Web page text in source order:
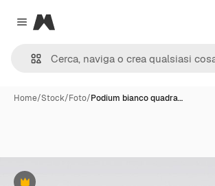
Close menu
Magnific
Home/Stock/Foto/Podium bianco quadra…